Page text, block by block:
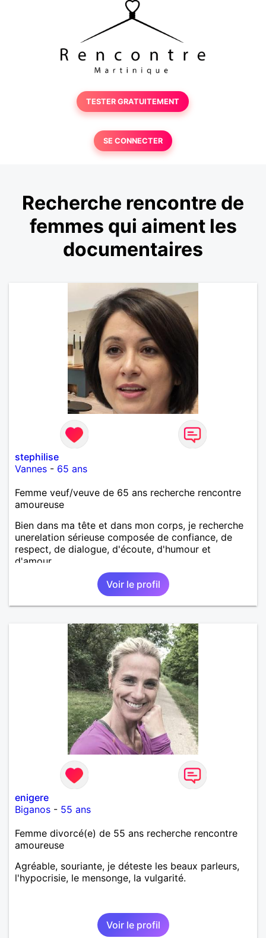
TESTER GRATUITEMENT
SE CONNECTER
Recherche rencontre de
femmes qui aiment les
documentaires
stephilise
Vannes - 65 ans
Femme veuf/veuve de 65 ans recherche rencontre
amoureuse
Bien dans ma tête et dans mon corps, je recherche
unerelation sérieuse composée de confiance, de
respect, de dialogue, d'écoute, d'humour et
d'amour.
Voir le profil
enigere
Biganos - 55 ans
Femme divorcé(e) de 55 ans recherche rencontre
amoureuse
Agréable, souriante, je déteste les beaux parleurs,
l'hypocrisie, le mensonge, la vulgarité.
Voir le profil